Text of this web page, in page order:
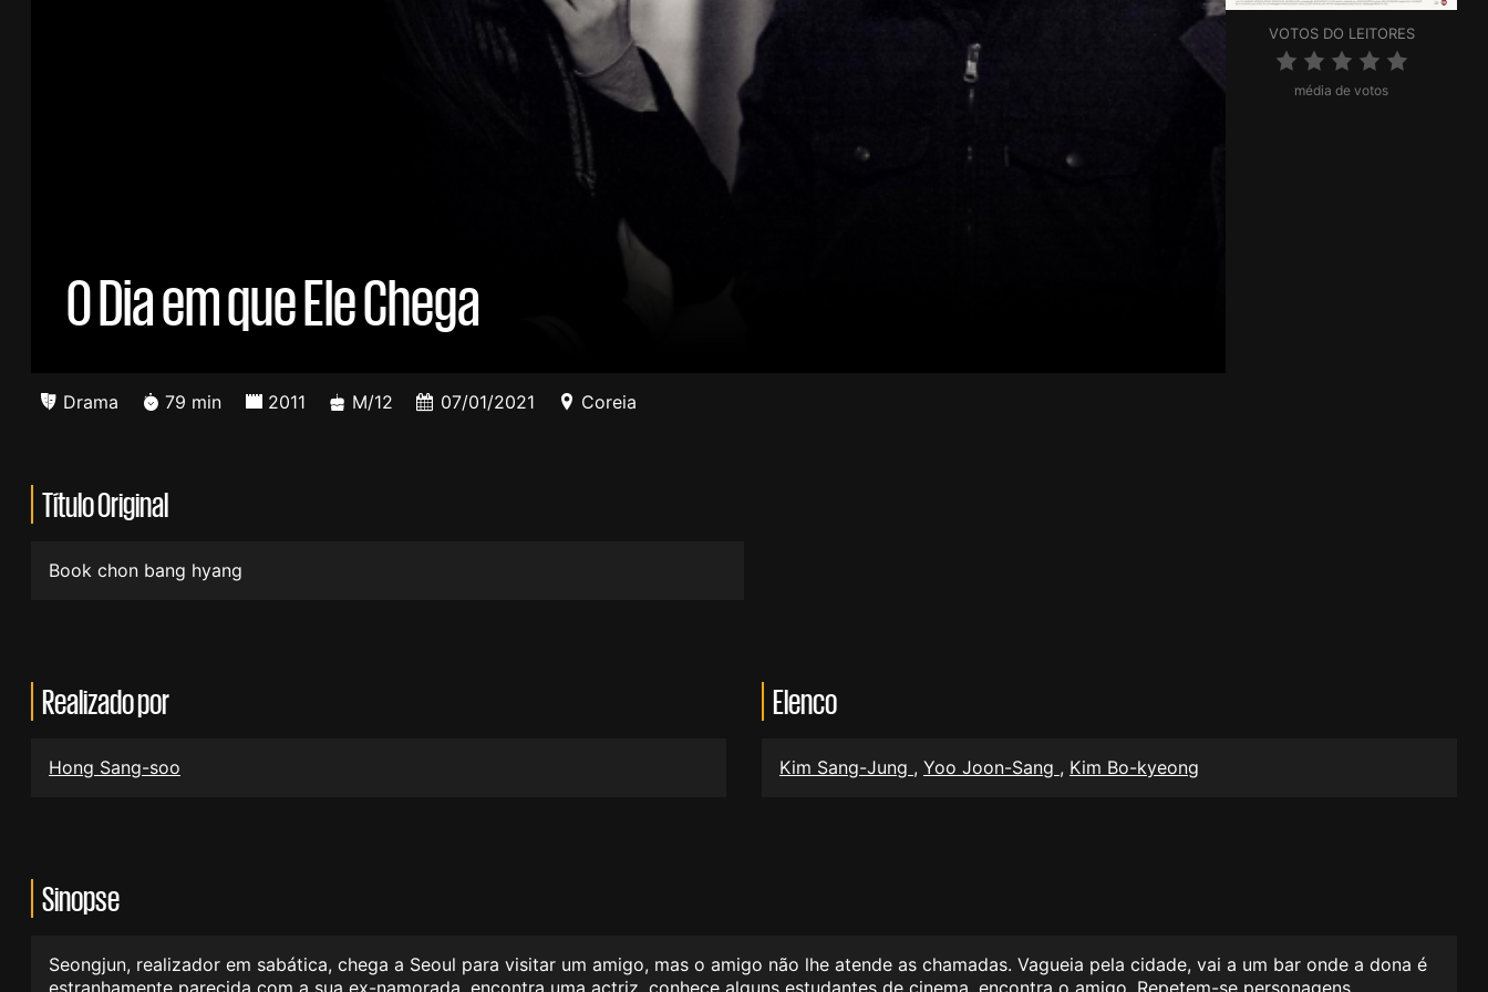
O Dia em que Ele Chega
VOTOS DO LEITORES
média de votos
Drama 79 min 2011 M/12 07/01/2021 Coreia
Título Original
Book chon bang hyang
Realizado por
Hong Sang-soo
Elenco
Kim Sang-Jung , Yoo Joon-Sang , Kim Bo-kyeong
Sinopse
Seongjun, realizador em sabática, chega a Seoul para visitar um amigo, mas o amigo não lhe atende as chamadas. Vagueia pela cidade, vai a um bar onde a dona é